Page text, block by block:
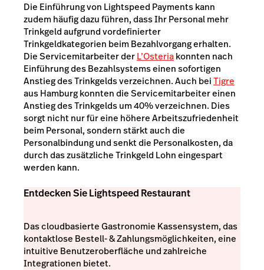
Die Einführung von Lightspeed Payments kann
zudem häufig dazu führen, dass Ihr Personal mehr
Trinkgeld aufgrund vordefinierter
Trinkgeldkategorien beim Bezahlvorgang erhalten.
Die Servicemitarbeiter derL’Osteriakonnten nach
Einführung des Bezahlsystems einen sofortigen
Anstieg des Trinkgelds verzeichnen. Auch beiTigre
aus Hamburg konnten die Servicemitarbeiter einen
Anstieg des Trinkgelds um 40% verzeichnen. Dies
sorgt nicht nur für eine höhere Arbeitszufriedenheit
beim Personal, sondern stärkt auch die
Personalbindung und senkt die Personalkosten, da
durch das zusätzliche Trinkgeld Lohn eingespart
werden kann.
Entdecken Sie Lightspeed Restaurant
Das cloudbasierte Gastronomie Kassensystem, das
kontaktlose Bestell- & Zahlungsmöglichkeiten, eine
intuitive Benutzeroberfläche und zahlreiche
Integrationen bietet.